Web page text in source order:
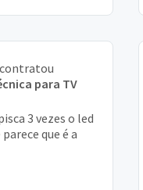
contratou
para TV
3 vezes o led
que é a